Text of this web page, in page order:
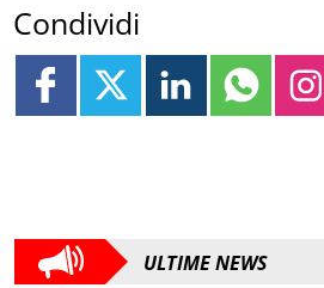
Condividi
ULTIME NEWS